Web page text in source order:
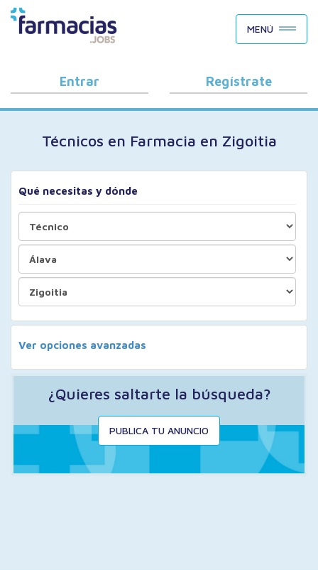
BUSCAR CANDIDATOS
OFERTAS DE EMPLEO
COMO FUNCIONA
PORQUÉ FARMACIAS.JOBS
BLOG
MENÚ
Entrar Regístrate
Técnicos en Farmacia en Zigoitia
Qué necesitas y dónde
Ver opciones avanzadas
¿Quieres saltarte la búsqueda?
PUBLICA TU ANUNCIO